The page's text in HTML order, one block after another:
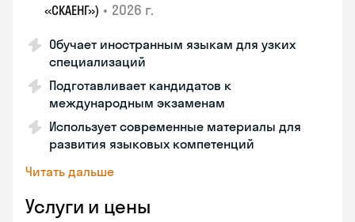
«СКАЕНГ») • 2026 г.
Обучает иностранным языкам для узких
специализаций
Подготавливает кандидатов к
международным экзаменам
Использует современные материалы для
развития языковых компетенций
Читать дальше
Услуги и цены